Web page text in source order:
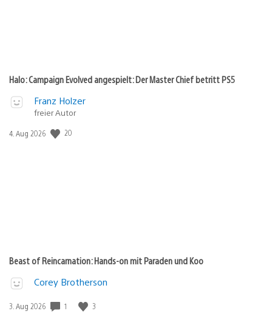
Halo: Campaign Evolved angespielt: Der Master Chief betritt PS5
Franz Holzer
freier Autor
Veröffentlichungsdatum:
4. Aug 2026 20
Beast of Reincarnation: Hands-on mit Paraden und Koo
Corey Brotherson
Veröffentlichungsdatum:
3. Aug 2026 1 3